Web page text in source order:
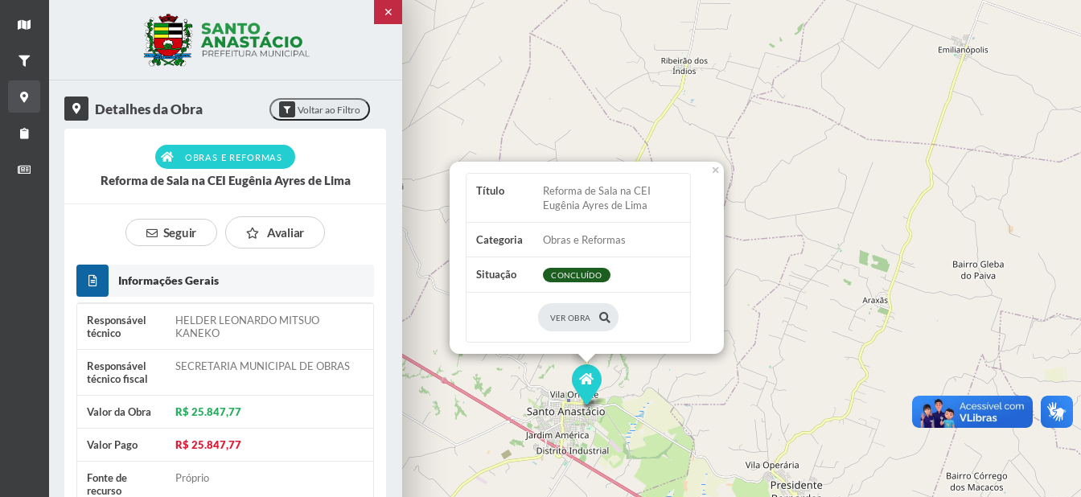
Título
Reforma de Sala na CEI
Eugênia Ayres de Lima
Categoria Obras e Reformas
Situação CONCLUÍDO
VER OBRA
×
Ver mapa
Filtrar Obras
Detalhes da Obra
Relatório de Obras
Boletim informativo
✕
Detalhes da Obra Voltar ao Filtro
OBRAS E REFORMAS
Reforma de Sala na CEI Eugênia Ayres de Lima
Seguir Avaliar
Informações Gerais
Responsável
técnico
HELDER LEONARDO MITSUO
KANEKO
Responsável
técnico fiscal
SECRETARIA MUNICIPAL DE OBRAS
Valor da Obra R$ 25.847,77
Valor Pago R$ 25.847,77
Fonte de
recurso
Próprio